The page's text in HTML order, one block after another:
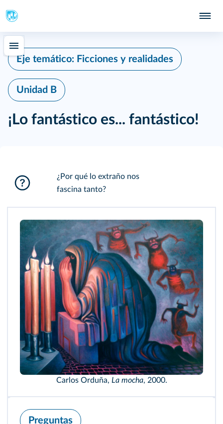
Eje temático: Ficciones y realidades
Unidad B
¡Lo fantástico es... fantástico!
¿Por qué lo extraño nos
fascina tanto?
Carlos Orduña, La mocha, 2000.
Preguntas